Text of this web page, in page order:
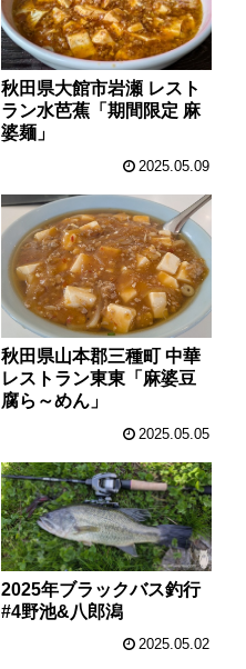
秋田県大館市岩瀬 レスト
ラン水芭蕉「期間限定 麻
婆麺」
2025.05.09
秋田県山本郡三種町 中華
レストラン東東「麻婆豆
腐ら～めん」
2025.05.05
2025年ブラックバス釣行
#4野池&八郎潟
2025.05.02